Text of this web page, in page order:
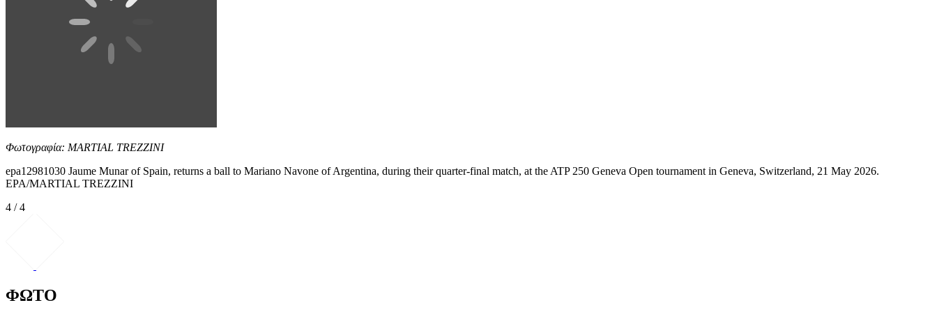
Φωτογραφία: MARTIAL TREZZINI
epa12981030 Jaume Munar of Spain, returns a ball to Mariano Navone of Argentina, during their quarter-final match, at the ATP 250 Geneva Open tournament in Geneva, Switzerland, 21 May 2026.
EPA/MARTIAL TREZZINI
4 / 4
ΦΩΤΟ